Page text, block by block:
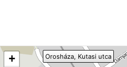
+
Orosháza, Kutasi utca